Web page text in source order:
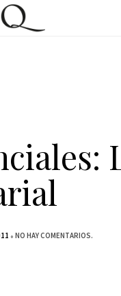
NO HAY COMENTARIOS.